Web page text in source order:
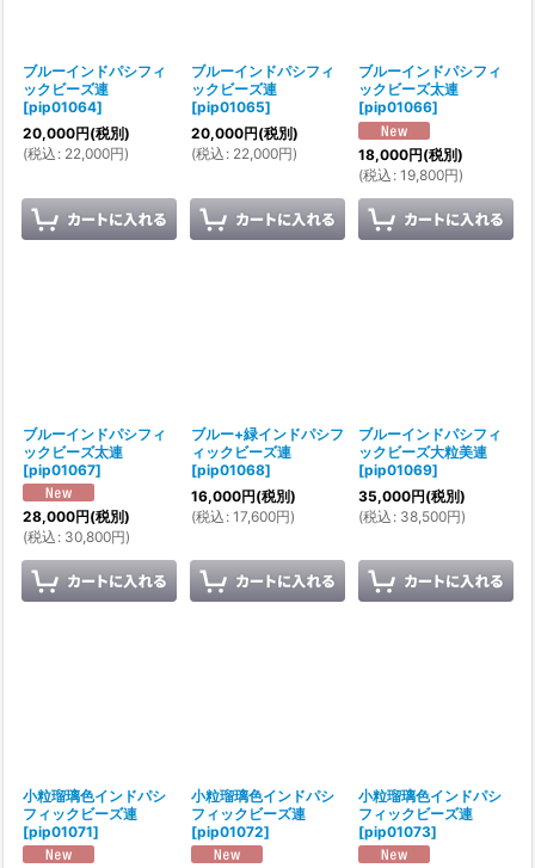
ブルーインドパシフィ
ックビーズ連
[pip01064]
20,000円(税別)
(税込 : 22,000円)
ブルーインドパシフィ
ックビーズ連
[pip01065]
20,000円(税別)
(税込 : 22,000円)
ブルーインドパシフィ
ックビーズ太連
[pip01066]
18,000円(税別)
(税込 : 19,800円)
ブルーインドパシフィ
ックビーズ太連
[pip01067]
28,000円(税別)
(税込 : 30,800円)
ブルー+緑インドパシフ
ィックビーズ連
[pip01068]
16,000円(税別)
(税込 : 17,600円)
ブルーインドパシフィ
ックビーズ大粒美連
[pip01069]
35,000円(税別)
(税込 : 38,500円)
小粒瑠璃色インドパシ
フィックビーズ連
[pip01071]
小粒瑠璃色インドパシ
フィックビーズ連
[pip01072]
小粒瑠璃色インドパシ
フィックビーズ連
[pip01073]